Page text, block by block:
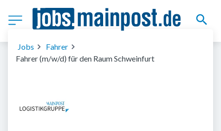
Jobs
Fahrer
Fahrer (m/w/d) für den Raum Schweinfurt